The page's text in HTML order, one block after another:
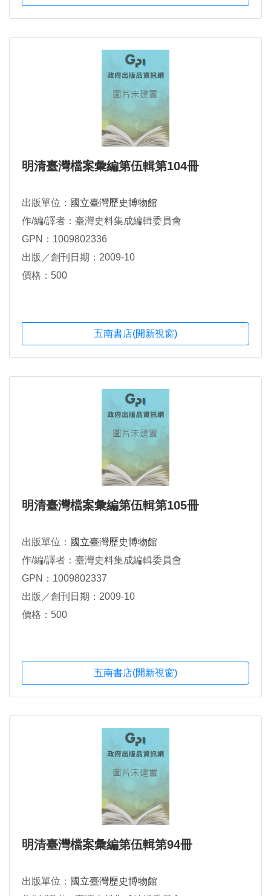
明清臺灣檔案彙編第伍輯第104冊
出版單位： 國立臺灣歷史博物館
作/編/譯者：臺灣史料集成編輯委員會
GPN：1009802336
出版／創刊日期：2009-10
價格：500
五南書店(開新視窗)
明清臺灣檔案彙編第伍輯第105冊
出版單位： 國立臺灣歷史博物館
作/編/譯者：臺灣史料集成編輯委員會
GPN：1009802337
出版／創刊日期：2009-10
價格：500
五南書店(開新視窗)
明清臺灣檔案彙編第伍輯第94冊
出版單位： 國立臺灣歷史博物館